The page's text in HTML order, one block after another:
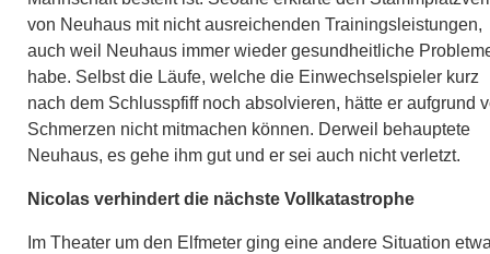
von Neuhaus mit nicht ausreichenden Trainingsleistungen,
auch weil Neuhaus immer wieder gesundheitliche
habe. Selbst die Läufe, welche die Einwechselspieler kurz
nach dem Schlusspfiff noch absolvieren, hätte er aufgrund
Schmerzen nicht mitmachen können. Derweil behauptete
Neuhaus, es gehe ihm gut und er sei auch nicht verletzt.
Nicolas verhindert die nächste Vollkatastrophe
Im Theater um den Elfmeter ging eine andere Situation